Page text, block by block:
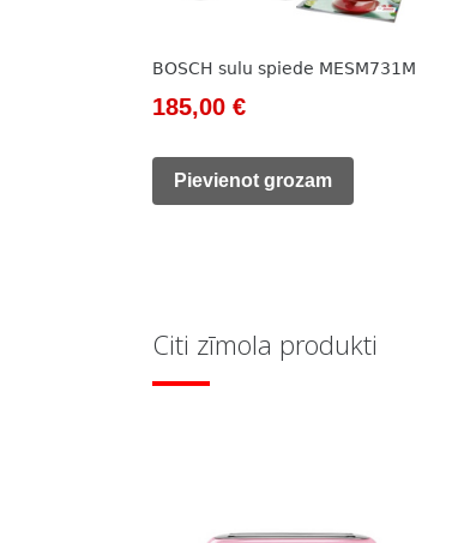
BOSCH sulu spiede MESM731M
Original
was:
185,00 €Current
is:
Pievienot grozam
Citi zīmola produkti